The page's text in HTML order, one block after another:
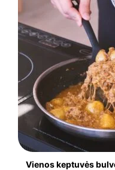
Vienos keptuvės